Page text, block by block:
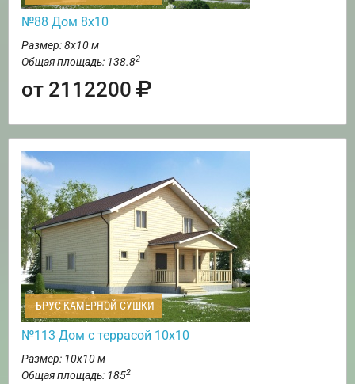
№88 Дом 8х10
Размер: 8х10 м
Общая площадь: 138.82
от 2112200
БРУС КАМЕРНОЙ СУШКИ
№113 Дом с террасой 10х10
Размер: 10х10 м
Общая площадь: 1852